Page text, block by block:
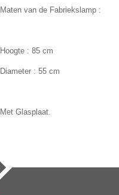
Maten van de Fabriekslamp :
Hoogte : 85 cm
Diameter : 55 cm
Met Glasplaat.